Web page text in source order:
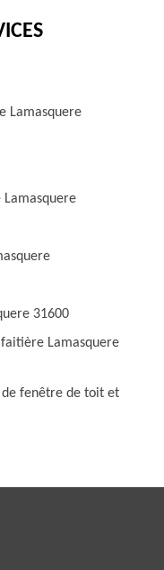
Lamasquere
31600
Lamasquere
de fenêtre de toit et